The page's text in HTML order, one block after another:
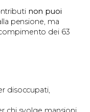
non puoi
pensione, ma
dei 63
disoccupati,